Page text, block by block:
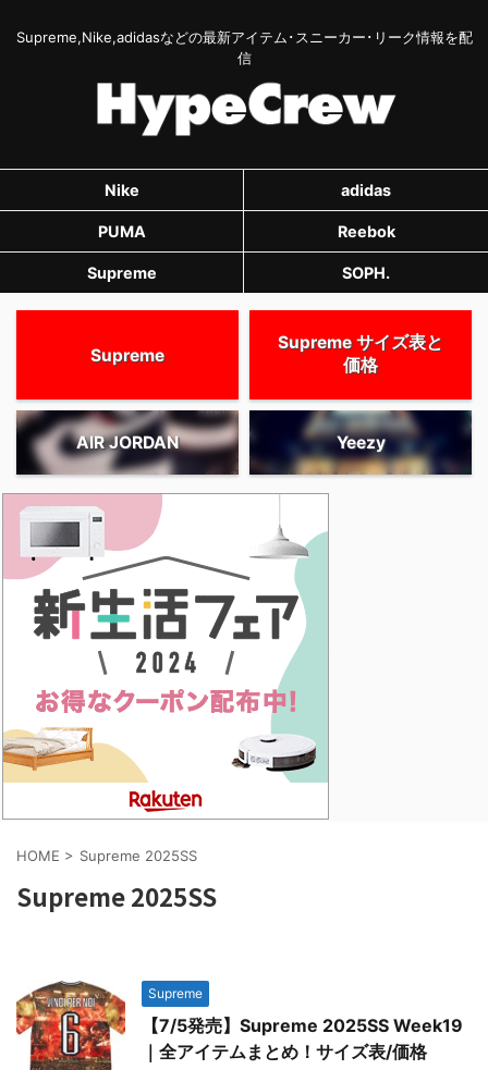
Supreme,Nike,adidasなどの最新アイテム･スニーカー･リーク情報を配
信
Nike adidas
PUMA Reebok
Supreme SOPH.
Supreme
Supreme サイズ表と
価格
AIR JORDAN Yeezy
HOME > Supreme 2025SS
Supreme 2025SS
Supreme
【7/5発売】Supreme 2025SS Week19
｜全アイテムまとめ！サイズ表/価格